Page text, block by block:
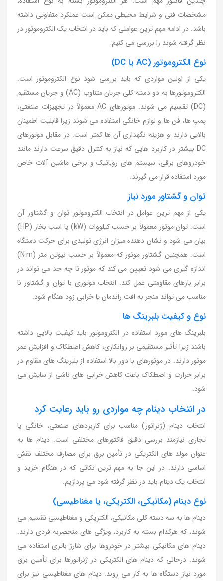
مشخصات فنی و شرایط محیطی ممکن است عملکرد متفاوتی داشته
باشد. در ادامه مهم ترین عواملی که باید در انتخاب یک الکتروموتور در
نظر گرفته شوند را بررسی می کنیم.
نوع الکتروموتور (AC یا DC)
یکی از اولین مواردی که باید بررسی شود نوع الکتروموتور است.
الکتروموتورها به دو دسته کلی جریان متناوب (AC) و جریان مستقیم
(DC) تقسیم می شوند. موتورهای AC معمولاً در تجهیزات صنعتی،
پمپ ها، فن ها و لوازم خانگی استفاده می شوند زیرا قابلیت اطمینان
بالایی دارند و هزینه نگهداری آن ها کمتر است. در مقابل موتورهای
DC بیشتر در کاربرد هایی که نیاز به کنترل دقیق سرعت دارند مانند
خودروهای برقی، سیستم های روباتیک و برخی ماشین آلات خاص
مورد استفاده قرار می گیرند.
توان و گشتاور مورد نیاز
یکی از مهم ترین عوامل در انتخاب الکتروموتور توان و گشتاور آن
است. توان موتور معمولاً بر حسب کیلووات (kW) یا اسب بخار (HP)
بیان می شود و نشان دهنده میزان انرژی تولیدی برای حرکت دستگاه
است. همچنین گشتاور موتور که معمولاً بر حسب نیوتن متر (N·m)
اندازه گیری می شود تعیین می کند که موتور تا چه حد می تواند در
برابر بارهای مقاومتی عمل کند. انتخاب موتوری با توان و گشتاور نا
مناسب می تواند منجر به افت راندمان یا خرابی زود هنگام شود.
نوع و کیفیت بلبرینگ ها
بلبرینگ های مورد استفاده در الکتروموتور باید کیفیت بالایی داشته
باشند زیرا تأثیر مستقیمی بر روانکاری، کاهش اصطکاک و افزایش عمر
موتور دارند. در موتورهای با دور بالا استفاده از بلبرینگ های مقاوم در
برابر حرارت و اصطکاک باعث کاهش خرابی های ناشی از سایش می
شود.
در انتخاب دینام چه مواردی رو باید رعایت کرد
انتخاب دینام (ژنراتور) مناسب برای کاربردهای صنعتی، خانگی یا
تجاری نیازمند بررسی دقیق فاکتورهای مختلفی است. دینام ها به
عنوان مولد های الکتریکی در تأمین برق برای مصارف مختلف نقش
اساسی دارند. در این جا به مهم ترین نکاتی که در هنگام خرید و
انتخاب یک دینام باید در نظر گرفته شود می پردازیم.
نوع دینام (مکانیکی، الکتریکی، یا مغناطیسی)
دینام ها به سه دسته کلی مکانیکی، الکتریکی و مغناطیسی تقسیم می
شوند، که هرکدام بسته به کاربرد، ویژگی های منحصربه فردی دارند.
دینام های مکانیکی بیشتر در خودروها برای شارژ باتری استفاده می
شوند. درحالی که دینام های الکتریکی در ژنراتورها برای تأمین برق
مورد نیاز دستگاه ها به کار می روند. دینام های مغناطیسی نیز برای